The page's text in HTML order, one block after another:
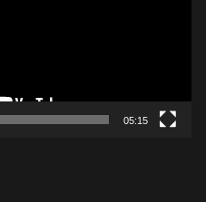
05:15